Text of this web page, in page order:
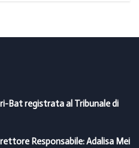
Bat registrata al Tribunale di
Responsabile: Adalisa Mei